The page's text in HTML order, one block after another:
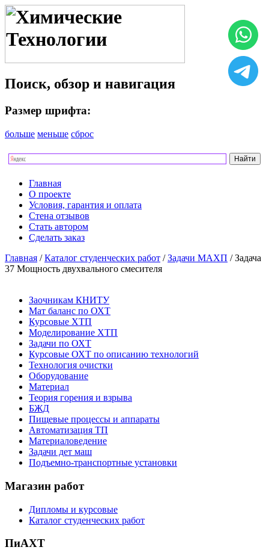
Поиск, обзор и навигация
Размер шрифта:
больше меньше сброс
Главная
О проекте
Условия, гарантия и оплата
Стена отзывов
Стать автором
Сделать заказ
Главная /Каталог студенческих работ /Задачи МАХП / Задача
37 Мощность двухвального смесителя
Заочникам КНИТУ
Мат баланс по ОХТ
Курсовые ХТП
Моделирование ХТП
Задачи по ОХТ
Курсовые ОХТ по описанию технологий
Технология очистки
Оборудование
Материал
Теория горения и взрыва
БЖД
Пищевые процессы и аппараты
Автоматизация ТП
Материаловедение
Задачи дет маш
Подъемно-транспортные установки
Магазин работ
Дипломы и курсовые
Каталог студенческих работ
ПиАХТ